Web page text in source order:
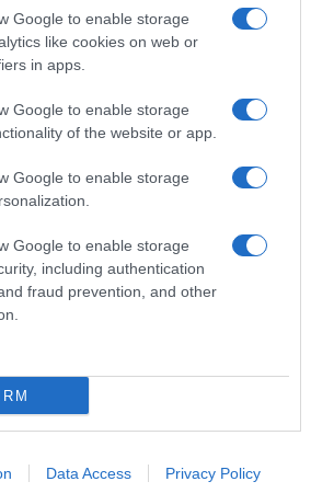
Google to enable storage
like cookies on web or
in apps.
Google to enable storage
of the website or app.
Google to enable storage
Google to enable storage
including authentication
fraud prevention, and other
Data Access Privacy Policy
ιδιοκτήτη του beach bar
του 4χρονου
τις ευθύνες στους γονείς του άτυχου